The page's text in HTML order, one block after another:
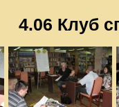
4.06 Клуб